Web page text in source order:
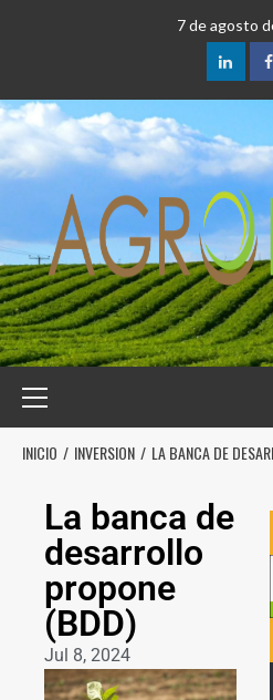
7 de agosto
INICIO INVERSION LA BANCA DE
La banca de
desarrollo
propone
(BDD)
Jul 8, 2024